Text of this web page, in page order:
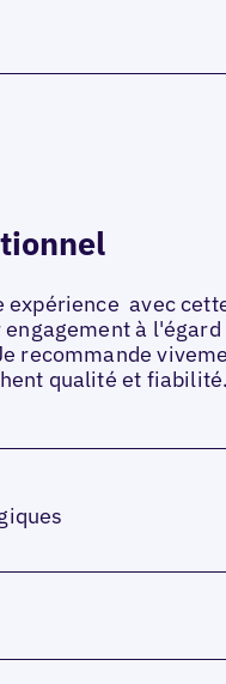
expérience avec
à
recommande
qualité et fiabilité.